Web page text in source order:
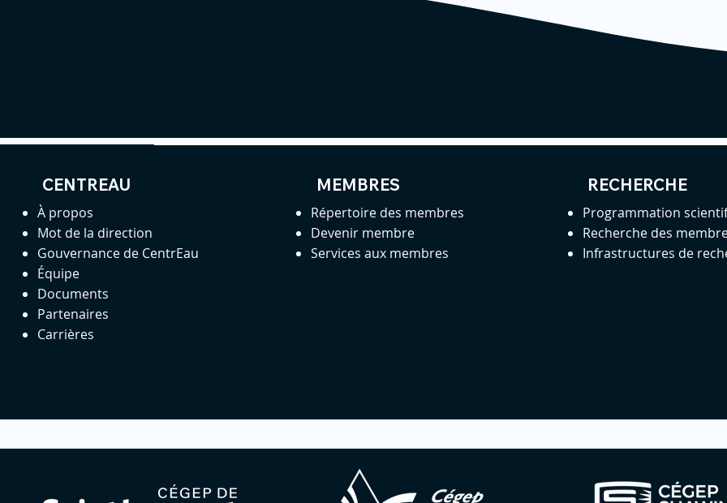
CENTREAU
À propos
Mot de la direction
Gouvernance de CentrEau
Équipe
Documents
Partenaires
Carrières
MEMBRES
Répertoire des membres
Devenir membre
Services aux membres
RECHERCHE
Programmation
Recherche des
Infrastructures de